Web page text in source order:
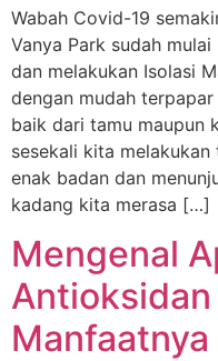
Wabah Covid-19
Vanya Park sudah
dan melakukan Isolasi
dengan mudah
baik dari tamu maupun
sesekali kita
enak badan dan
kadang kita merasa […]
Mengenal
Antioksidan
Manfaatnya